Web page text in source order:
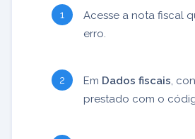
Acesse a nota fiscal
erro.
Em Dados fiscais,
prestado com o